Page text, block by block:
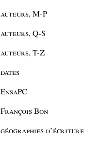
auteurs, M-P
auteurs, Q-S
auteurs, T-Z
dates
EnsaPC
François Bon
géographies d’écriture